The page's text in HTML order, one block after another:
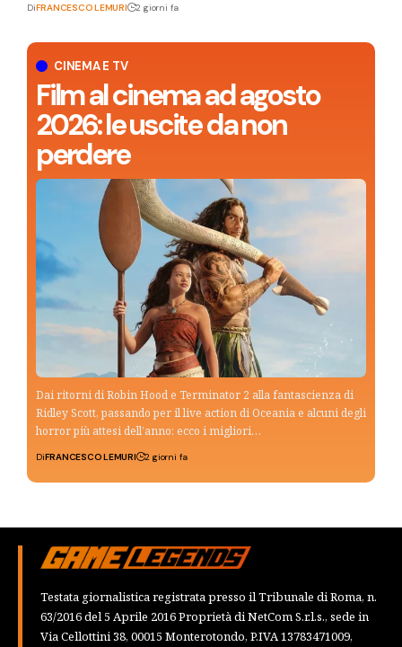
CINEMA E TV
Film al cinema ad agosto
2026: le uscite da non
perdere
Dai ritorni di Robin Hood e Terminator 2 alla fantascienza di
Ridley Scott, passando per il live action di Oceania e alcuni degli
horror più attesi dell’anno: ecco i migliori…
DiFRANCESCO LEMURI 2 giorni fa
DiFRANCESCO LEMURI 2 giorni fa
Testata giornalistica registrata presso il Tribunale di Roma, n.
63/2016 del 5 Aprile 2016 Proprietà di NetCom S.r.l.s., sede in
Via Cellottini 38, 00015 Monterotondo, P.IVA 13783471009,